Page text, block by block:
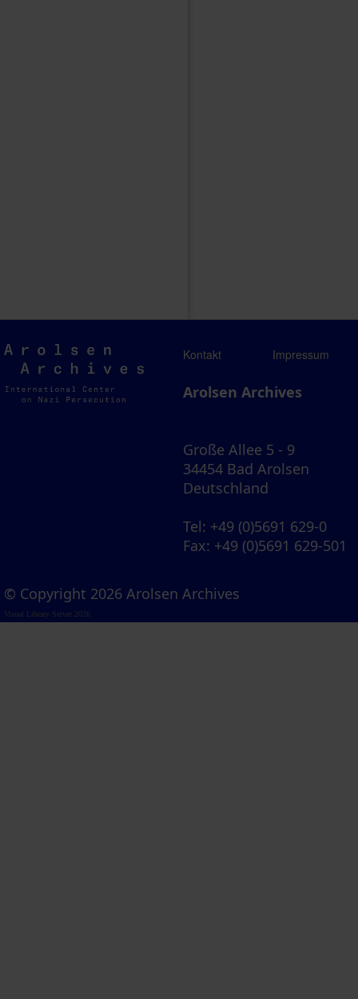
Arolsen
Archives
Kontakt Impressum
Arolsen Archives
Große Allee 5 - 9
34454 Bad Arolsen
Deutschland
Tel: +49 (0)5691 629-0
Fax: +49 (0)5691 629-501
© Copyright 2026 Arolsen Archives
Visual Library Server 2026